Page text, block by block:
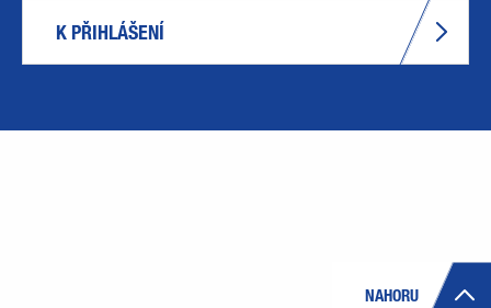
K PŘIHLÁŠENÍ
NAHORU